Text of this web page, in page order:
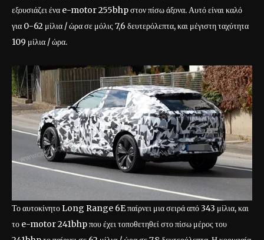
εξουσιάζει ένα e-motor 255bhp στον πίσω άξονα. Αυτό είναι καλό
για 0-62 μίλια / ώρα σε μόλις 7,6 δευτερόλεπτα, και μέγιστη ταχύτητα
109 μίλια / ώρα.
Το αυτοκίνητο Long Range 6E παίρνει μια σειρά από 343 μίλια, και
το e-motor 241bhp που έχει τοποθετηθεί στο πίσω μέρος του